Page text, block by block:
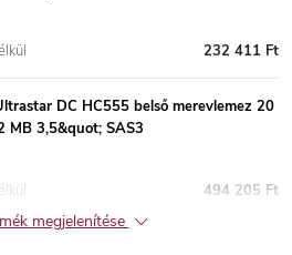
232 411 Ft
DC HC555 belső merevlemez 20
MB 3,5&quot; SAS3
494 205 Ft
megjelenítése